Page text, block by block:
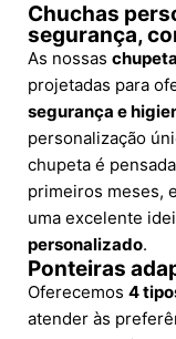
Chuchas
segurança,
As nossas
projetadas para
segurança e
personalização
chupeta é
primeiros meses,
uma excelente
personalizado.
Ponteiras
Oferecemos 4
atender às